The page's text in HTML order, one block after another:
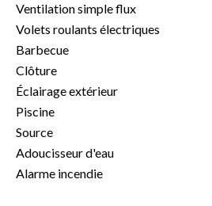
Ventilation simple flux
Volets roulants électriques
Barbecue
Clôture
Éclairage extérieur
Piscine
Source
Adoucisseur d'eau
Alarme incendie